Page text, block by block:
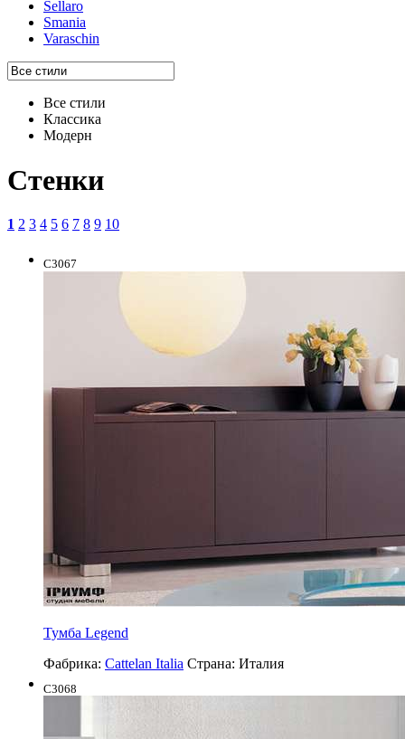
Sellaro
Smania
Varaschin
Все стили
Классика
Модерн
Стенки
1 2 3 4 5 6 7 8 9 10
C3067
Тумба Legend
Фабрика: Cattelan Italia Страна: Италия
C3068